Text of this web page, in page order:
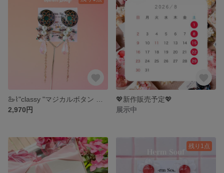
2,970円
💖新作販売予定💖
展示中
残り1点